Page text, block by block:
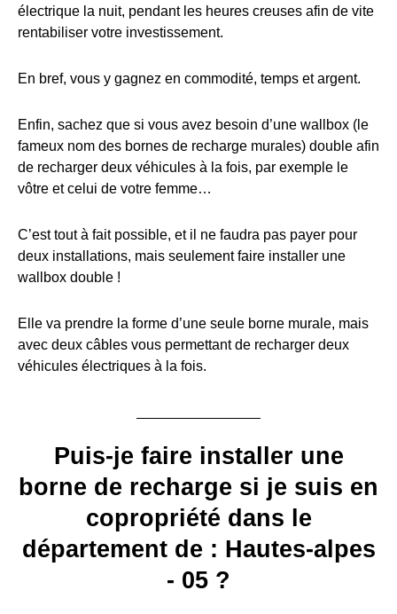
électrique la nuit, pendant les heures creuses afin de vite
rentabiliser votre investissement.
En bref, vous y gagnez en commodité, temps et argent.
Enfin, sachez que si vous avez besoin d’une wallbox (le
fameux nom des bornes de recharge murales) double afin
de recharger deux véhicules à la fois, par exemple le
vôtre et celui de votre femme…
C’est tout à fait possible, et il ne faudra pas payer pour
deux installations, mais seulement faire installer une
wallbox double !
Elle va prendre la forme d’une seule borne murale, mais
avec deux câbles vous permettant de recharger deux
véhicules électriques à la fois.
Puis-je faire installer une
borne de recharge si je suis en
copropriété dans le
département de : Hautes-alpes
- 05 ?